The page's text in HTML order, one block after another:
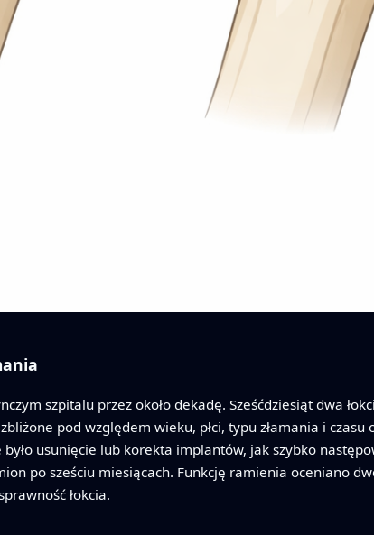
szpitalu przez około dekadę. Sześćdziesiąt dwa
pod względem wieku, płci, typu złamania i czasu
usunięcie lub korekta implantów, jak szybko
po sześciu miesiącach. Funkcję ramienia oceniano
łokcia.